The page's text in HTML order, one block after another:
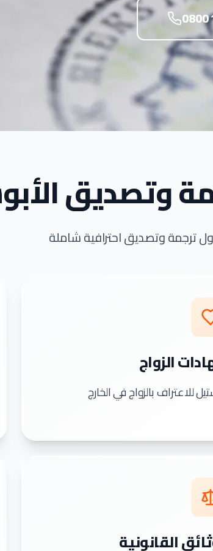
0800
وتصديق
ترجمة وتصديق احترافية شاملة
الزواج
للاعتراف بالزواج في الخارج
القانونية